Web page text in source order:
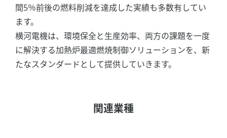
間5％前後の燃料削減を達成した実績も多数有してい
ます。
横河電機は、環境保全と生産効率、両方の課題を一度
に解決する加熱炉最適燃焼制御ソリューションを、新
たなスタンダードとして提供していきます。
関連業種